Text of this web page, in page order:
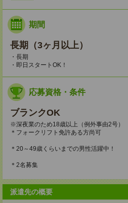
期間
長期（3ヶ月以上）
・長期
・即日スタートOK！
応募資格・条件
ブランクOK
※深夜業のため18歳以上（例外事由2号）
＊フォークリフト免許ある方尚可
＊20～49歳くらいまでの男性活躍中！
＊2名募集
派遣先の概要